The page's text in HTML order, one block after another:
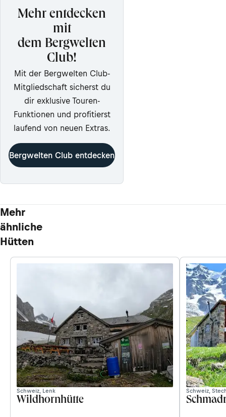
Mehr entdecken
mit
dem Bergwelten
Club!
Mit der Bergwelten Club-
Mitgliedschaft sicherst du
dir exklusive Touren-
Funktionen und profitierst
laufend von neuen Extras.
Bergwelten Club entdecken
Mehr
ähnliche
Hütten
Schweiz, Lenk
Wildhornhütte
Schweiz,